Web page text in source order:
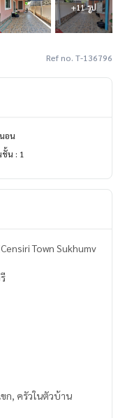
+11 รูป
Ref no. T-136796
อน
น : 1
Town Sukhumv
ก, ครัวในตัวบ้าน